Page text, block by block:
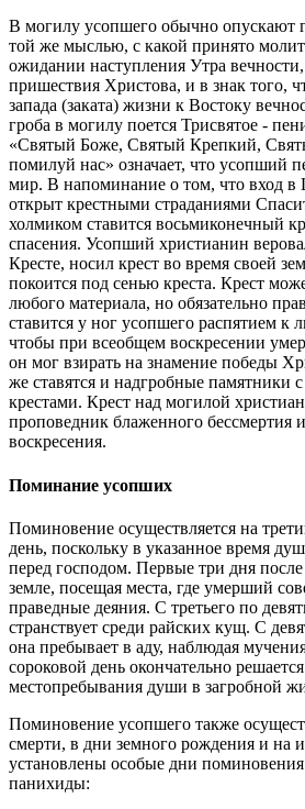
В могилу усопшего обычно опускают
той же мыслью, с какой принято
ожидании наступления Утра
пришествия Христова, и в знак того,
запада (заката) жизни к Востоку
гроба в могилу поется Трисвятое -
«Святый Боже, Святый Крепкий,
помилуй нас» означает, что усопший
мир. В напоминание о том, что вход в
открыт крестными страданиями
холмиком ставится восьмиконечный
спасения. Усопший христианин
Кресте, носил крест во время своей
покоится под сенью креста. Крест
любого материала, но обязательно
ставится у ног усопшего распятием
чтобы при всеобщем воскресении
он мог взирать на знамение победы
же ставятся и надгробные памятники
крестами. Крест над могилой
проповедник блаженного бессмертия
воскресения.
Поминание усопших
Поминовение осуществляется на
день, поскольку в указанное время
перед господом. Первые три дня
земле, посещая места, где умерший
праведные деяния. С третьего по
странствует среди райских кущ. С
она пребывает в аду, наблюдая
сороковой день окончательно
местопребывания души в загробной
Поминовение усопшего также
смерти, в дни земного рождения и на
установлены особые дни поминовения
панихиды: